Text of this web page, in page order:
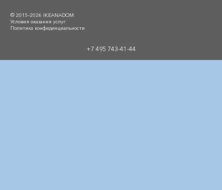
© 2015–2026 IKEANADOM
Условия оказания услуг
Политика конфиденциальности
+7 495 743-41-44